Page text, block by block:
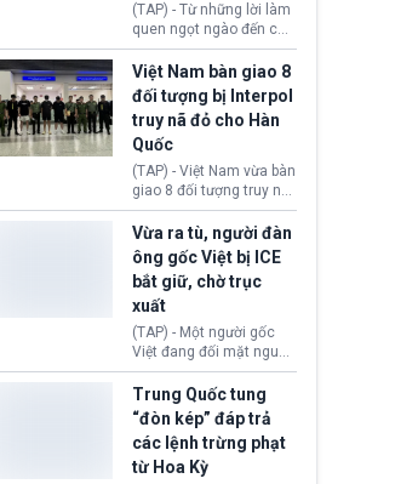
(TAP) - Từ những lời làm
quen ngọt ngào đến các
“sàn vàng ảo”, bất động
sản trực tuyến cùng
đường dây đánh bạc quy
mô lớn, hai tổ chức tội
phạm xuyên quốc gia đã
dựng lên mạng lưới hoạt
động tại Việt Nam và
Lào, lôi kéo hàng nghìn
người tham gia, luân
chuyển dòng tiền qua
nhiều lớp tài khoản. Sau
hơn 2 tuần phối hợp truy
xét, lực lượng chức năng
hai nước đã bắt giữ 171
Việt Nam bàn giao 8
đối tượng bị Interpol
truy nã đỏ cho Hàn
Quốc
(TAP) - Việt Nam vừa bàn
giao 8 đối tượng truy nã
đỏ Interpol cho lực lượng
chức năng Hàn Quốc.
Nhóm này bị xác định
lừa đảo 619 nạn nhân,
chiếm đoạt hơn 17,7 tỷ
KRW.
Vừa ra tù, người đàn
ông gốc Việt bị ICE
bắt giữ, chờ trục
xuất
(TAP) - Một người gốc
Việt đang đối mặt nguy
cơ bị trục xuất khỏi Hoa
Kỳ sau khi đã chấp hành
xong bản án liên quan
đến tội ác từ hơn 30
năm trước tại California.
Trung Quốc tung
“đòn kép” đáp trả
các lệnh trừng phạt
từ Hoa Kỳ